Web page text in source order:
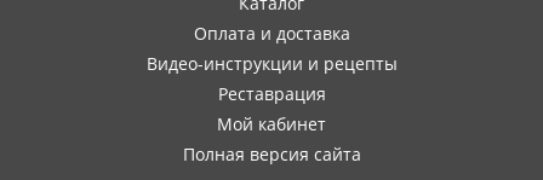
Оплата и доставка
Видео-инструкции и рецепты
Реставрация
Мой кабинет
Полная версия сайта